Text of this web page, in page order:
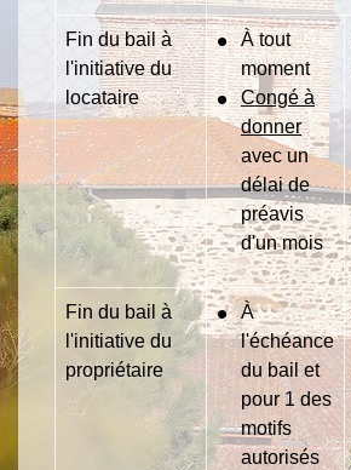
Fin du bail à
l'initiative du
locataire
À tout
moment
Congé à
donner
avec un
délai de
préavis
d'un mois
Fin du bail à
l'initiative du
propriétaire
À
l'échéance
du bail et
pour 1 des
motifs
autorisés